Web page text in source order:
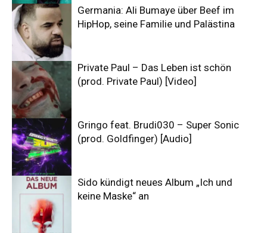
Germania: Ali Bumaye über Beef im
HipHop, seine Familie und Palästina
Private Paul – Das Leben ist schön
(prod. Private Paul) [Video]
Gringo feat. Brudi030 – Super Sonic
(prod. Goldfinger) [Audio]
Sido kündigt neues Album „Ich und
keine Maske“ an